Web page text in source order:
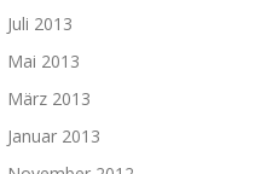
Juli 2013
Mai 2013
März 2013
Januar 2013